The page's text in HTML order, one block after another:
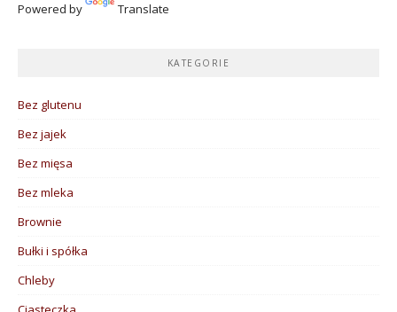
Powered by Translate
KATEGORIE
Bez glutenu
Bez jajek
Bez mięsa
Bez mleka
Brownie
Bułki i spółka
Chleby